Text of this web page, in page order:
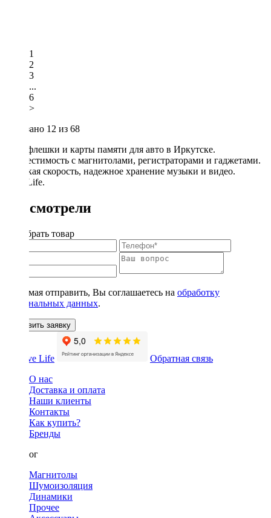
1
2
3
...
6
>
Показано 12 из 68
USB-флешки и карты памяти для авто в Иркутске.
Совместимость с магнитолами, регистраторами и гаджетами.
Высокая скорость, надежное хранение музыки и видео.
DriveLife.
Вы смотрели
Подобрать товар
Нажимая отправить, Вы соглашаетесь на обработку
персональных данных.
Оставить заявку
Обратная связь
О нас
Доставка и оплата
Наши клиенты
Контакты
Как купить?
Бренды
Каталог
Магнитолы
Шумоизоляция
Динамики
Прочее